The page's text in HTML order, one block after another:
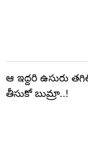
ఆ ఇద్దరి ఉసురు
తీసుకో బుమ్రా..!